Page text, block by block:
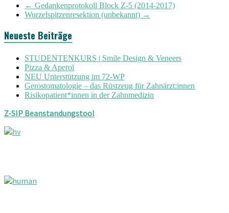
← Gedankenprotokoll Block Z-5 (2014-2017)
Wurzelspitzenresektion (unbekannt) →
Neueste Beiträge
STUDENTENKURS | Smile Design & Veneers
Pizza & Aperol
NEU Unterstützung im 72-WP
Gerostomatologie – das Rüstzeug für Zahnärzt:innen
Risikopatient*innen in der Zahnmedizin
Z-SIP Beanstandungstool